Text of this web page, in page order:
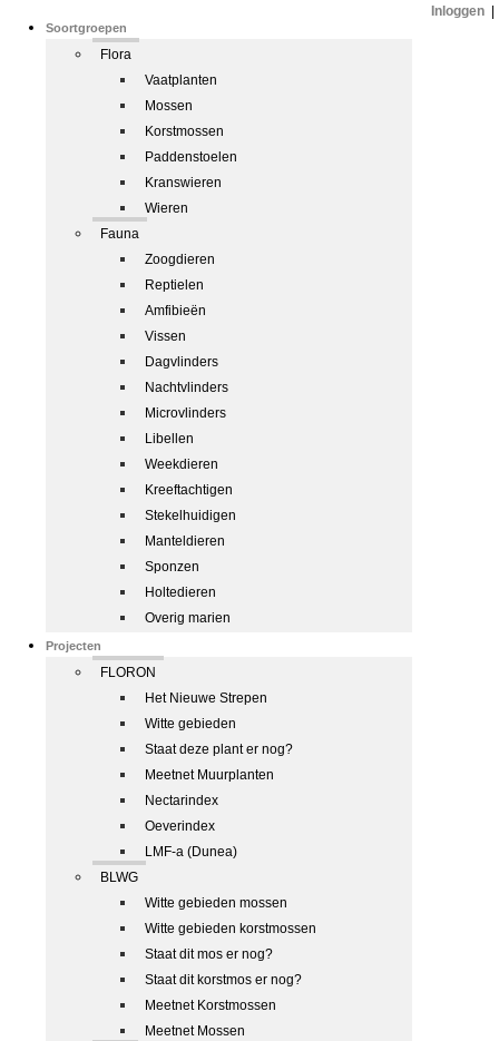
Soortgroepen
Flora
Vaatplanten
Mossen
Korstmossen
Paddenstoelen
Kranswieren
Wieren
Fauna
Zoogdieren
Reptielen
Amfibieën
Vissen
Dagvlinders
Nachtvlinders
Microvlinders
Libellen
Weekdieren
Kreeftachtigen
Stekelhuidigen
Manteldieren
Sponzen
Holtedieren
Overig marien
Projecten
FLORON
Het Nieuwe Strepen
Witte gebieden
Staat deze plant er nog?
Meetnet Muurplanten
Nectarindex
Oeverindex
LMF-a (Dunea)
BLWG
Witte gebieden mossen
Witte gebieden korstmossen
Staat dit mos er nog?
Staat dit korstmos er nog?
Meetnet Korstmossen
Meetnet Mossen
Inloggen